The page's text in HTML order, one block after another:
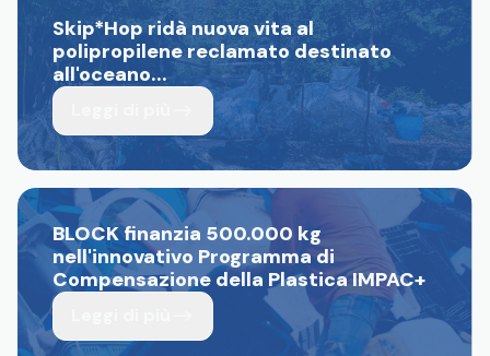
Skip*Hop ridà nuova vita al
polipropilene reclamato destinato
all'oceano...
BLOCK finanzia 500.000 kg
nell'innovativo Programma di
Compensazione della Plastica IMPAC+